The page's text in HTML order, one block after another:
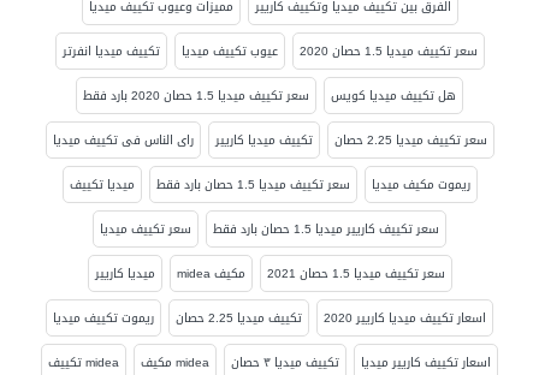
الفرق بين تكييف ميديا وتكييف كاريير
مميزات وعيوب تكييف ميديا
سعر تكييف ميديا 1.5 حصان 2020
عيوب تكييف ميديا
تكييف ميديا انفرتر
هل تكييف ميديا كويس
سعر تكييف ميديا 1.5 حصان 2020 بارد فقط
سعر تكييف ميديا 2.25 حصان
تكييف ميديا كاريير
راى الناس فى تكييف ميديا
ريموت مكيف ميديا
سعر تكييف ميديا 1.5 حصان بارد فقط
ميديا تكييف
سعر تكييف كاريير ميديا 1.5 حصان بارد فقط
سعر تكييف ميديا
سعر تكييف ميديا 1.5 حصان 2021
مكيف midea
ميديا كاريير
اسعار تكييف ميديا كاريير 2020
تكييف ميديا 2.25 حصان
ريموت تكييف ميديا
اسعار تكييف كاريير ميديا
تكييف ميديا ٣ حصان midea مكيف
midea تكييف